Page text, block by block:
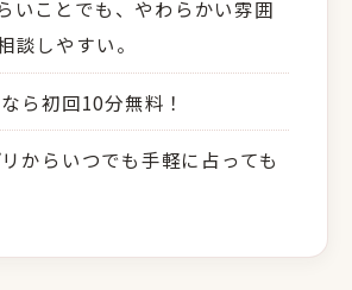
いことでも、やわらかい雰囲
談しやすい。
ら初回10分無料！
からいつでも手軽に占っても